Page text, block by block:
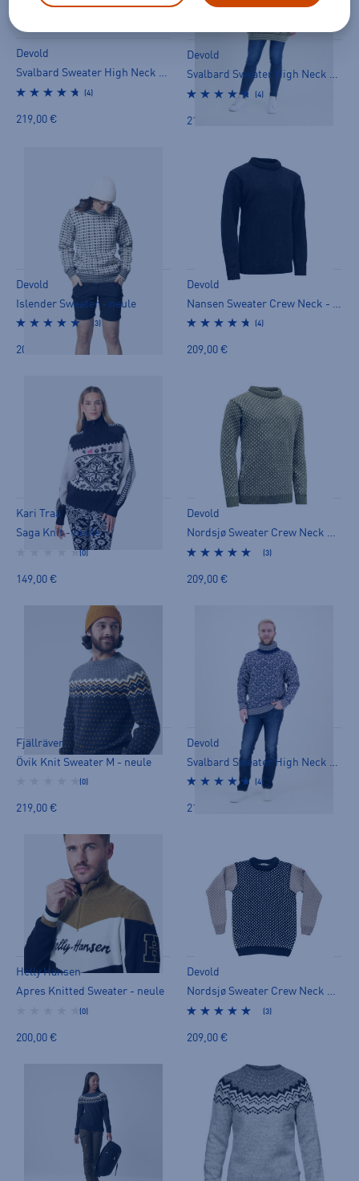
Devold
Svalbard Sweater High Neck - neule
(4)
219,00 €
Devold
Svalbard Sweater High Neck - neule
(4)
219,00 €
Devold
Islender Sweater - neule
(3)
209,00 €
Devold
(4)
209,00 €
Kari Traa
Saga Knit - neule
(0)
149,00 €
Devold
Nordsjø Sweater Crew Neck Unisex - neule
(3)
209,00 €
Fjällräven
Övik Knit Sweater M - neule
(0)
219,00 €
Devold
(4)
219,00 €
Helly Hansen
Apres Knitted Sweater - neule
(0)
200,00 €
Devold
Nordsjø Sweater Crew Neck Unisex - neule
(3)
209,00 €